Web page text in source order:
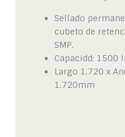
Sellado
cubeto de
SMP.
Capacidd: 1500
Largo 1.720 x
1.720mm